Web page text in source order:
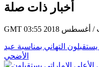
أخبار ذات صلة
التهاني بمناسبة عيد
الأضحي